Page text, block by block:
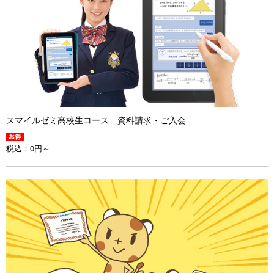
スマイルゼミ高校生コース 資料請求・ご入会
税込： 0円～